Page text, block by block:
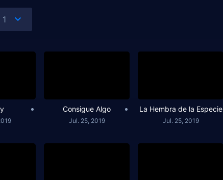
Consigue Algo
Jul. 25, 2019
La Hembra de la Especie
Jul. 25, 2019